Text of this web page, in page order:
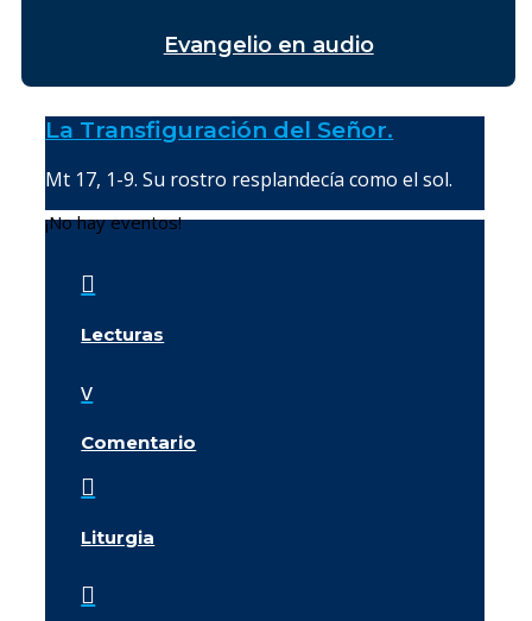
Evangelio en audio
La Transfiguración del Señor.
Mt 17, 1-9. Su rostro resplandecía como el sol.
¡No hay eventos!

Lecturas
v
Comentario

Liturgia
